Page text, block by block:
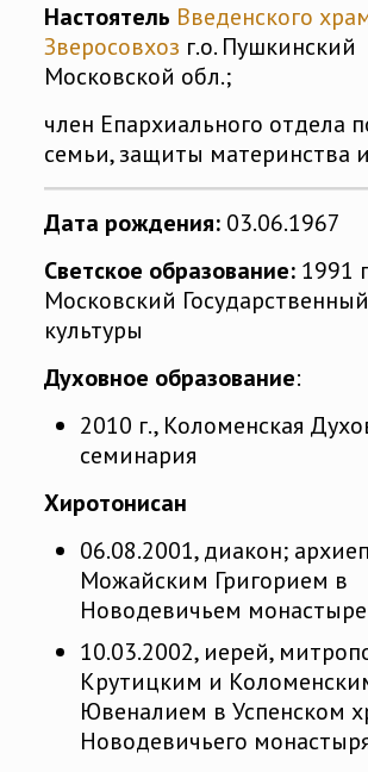
Настоятель Введенского
Зверосовхоз г.о. Пушкинский
Московской обл.;
член Епархиального отдела
семьи, защиты материнства
Дата рождения:03.06.1967
Светское образование:1991
Московский
культуры
Духовное образование:
2010 г., Коломенская
семинария
Хиротонисан
06.08.2001, диакон;
Можайским Григорием в
Новодевичьем
10.03.2002, иерей,
Крутицким и
Ювеналием в Успенском
Новодевичьего